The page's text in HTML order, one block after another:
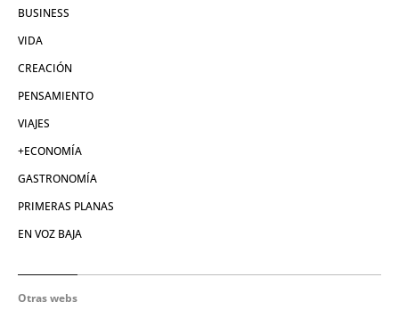
BUSINESS
VIDA
CREACIÓN
PENSAMIENTO
VIAJES
+ECONOMÍA
GASTRONOMÍA
PRIMERAS PLANAS
EN VOZ BAJA
Otras webs